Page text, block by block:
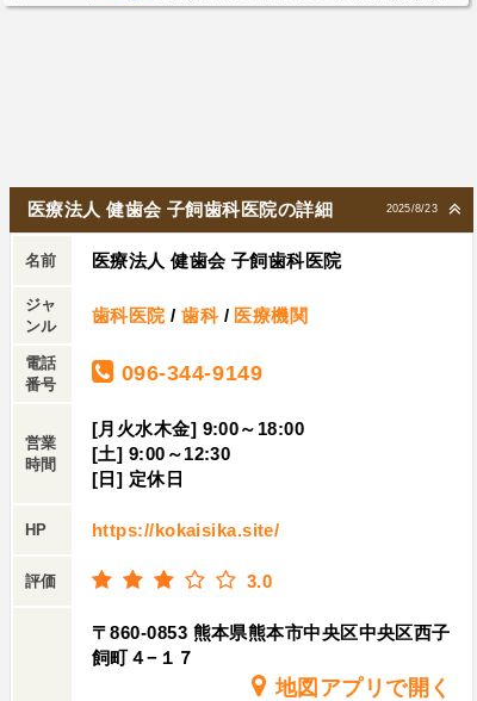
2025/8/23
医療法人 健歯会 子飼歯科医院の詳細
名前 医療法人 健歯会 子飼歯科医院
ジャ
ンル
歯科医院/歯科/ 医療機関
電話
番号
096-344-9149
営業
時間
[月火水木金] 9:00～18:00
[土] 9:00～12:30
[日] 定休日
HP https://kokaisika.site/
評価 3.0
〒860-0853 熊本県熊本市中央区中央区西子
飼町４−１７
地図アプリで開く